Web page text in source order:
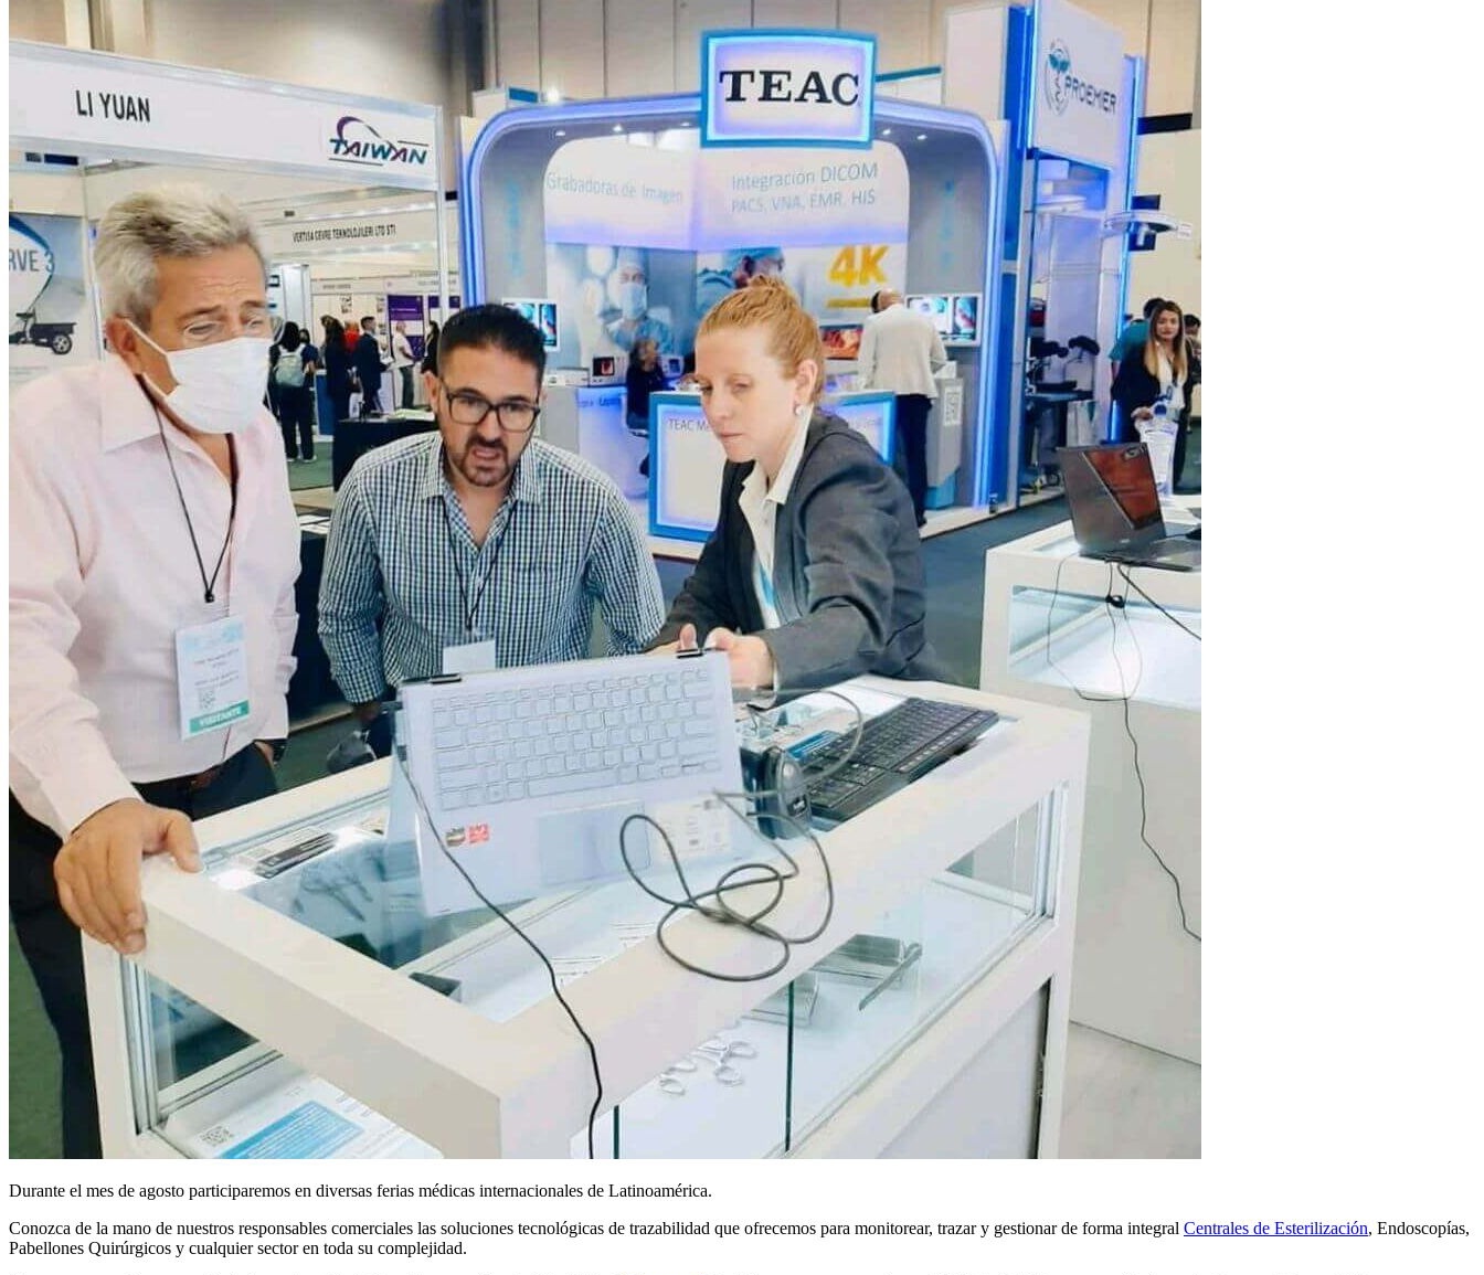
Durante el mes de agosto participaremos en diversas ferias médicas internacionales de Latinoamérica.
Conozca de la mano de nuestros responsables comerciales las soluciones tecnológicas de trazabilidad que ofrecemos para monitorear, trazar y gestionar de forma integral Centrales de Esterilización, Endoscopías,
Pabellones Quirúrgicos y cualquier sector en toda su complejidad.